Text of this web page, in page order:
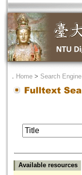
． Home > Search Engine
Available resources